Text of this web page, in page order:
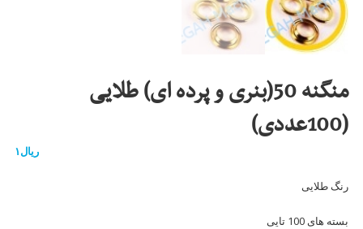
منگنه 50(بنری و پرده ای) طلایی
(100عددی)
ریال۱
رنگ طلایی
بسته های 100 تایی